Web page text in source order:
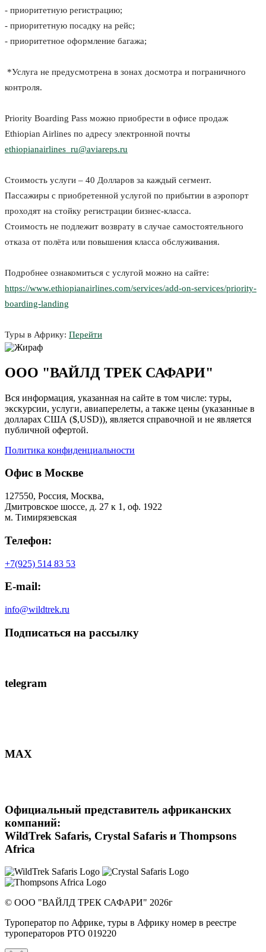
- приоритетную регистрацию;
- приоритетную посадку на рейс;
- приоритетное оформление багажа;
*Услуга не предусмотрена в зонах досмотра и пограничного
контроля.
Priority Boarding Pass можно приобрести в офисе продаж
Ethiopian Airlines по адресу электронной почты
ethiopianairlines_ru@aviareps.ru
Стоимость услуги – 40 Долларов за каждый сегмент.
Пассажиры с приобретенной услугой по прибытии в аэропорт
проходят на стойку регистрации бизнес-класса.
Стоимость не подлежит возврату в случае самостоятельного
отказа от полёта или повышения класса обслуживания.
Подробнее ознакомиться с услугой можно на сайте:
https://www.ethiopianairlines.com/services/add-on-services/priority-
boarding-landing
Туры в Африку: Перейти
ООО "ВАЙЛД ТРЕК САФАРИ"
Вся информация, указанная на сайте в том числе: туры,
экскурсии, услуги, авиаперелеты, а также цены (указанные в
долларах США ($,USD)), является справочной и не является
публичной офертой.
Политика конфиденциальности
Офис в Москве
127550, Россия, Москва,
Дмитровское шоссе, д. 27 к 1, оф. 1922
м. Тимирязевская
Телефон:
+7(925) 514 83 53
E-mail:
info@wildtrek.ru
Подписаться на рассылку
telegram
MAX
Официальный представитель африканских
компаний:
WildTrek Safaris, Crystal Safaris и Thompsons
Africa
© ООО "ВАЙЛД ТРЕК САФАРИ" 2026г
Туроператор по Африке, туры в Африку номер в реестре
туроператоров РТО 019220